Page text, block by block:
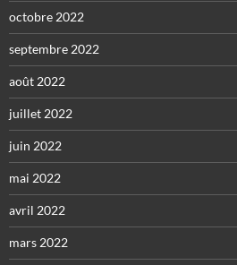
octobre 2022
septembre 2022
août 2022
juillet 2022
juin 2022
mai 2022
avril 2022
mars 2022